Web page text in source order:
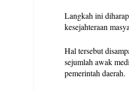
Langkah ini
kesejahteraan
Hal tersebut
sejumlah awak
pemerintah daerah.